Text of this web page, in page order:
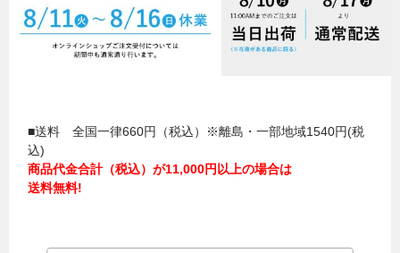
■送料 全国一律660円（税込）※離島・一部地域1540円(税
込)
商品代金合計（税込）が11,000円以上の場合は
送料無料!